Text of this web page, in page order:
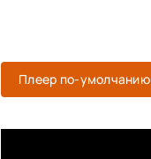
Плеер по-умолчанию